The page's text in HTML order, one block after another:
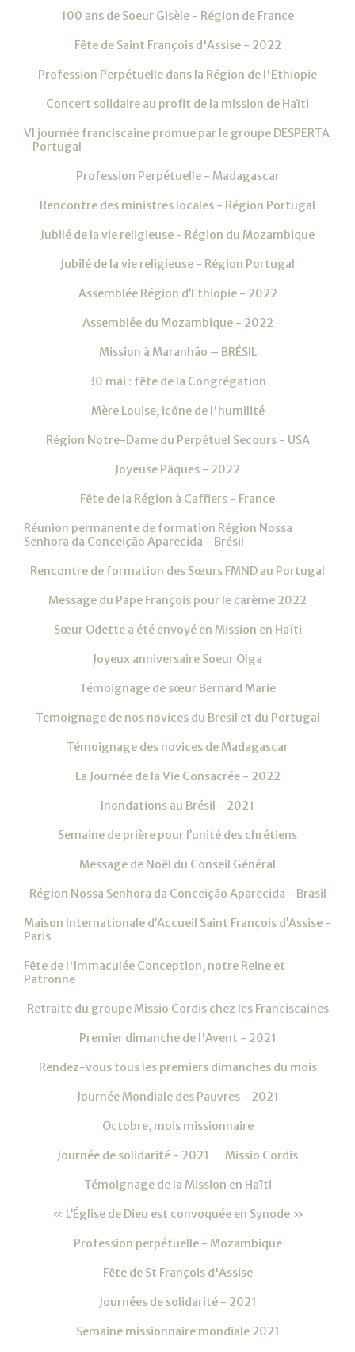
100 ans de Soeur Gisèle - Région de France
Fête de Saint François d'Assise - 2022
Profession Perpétuelle dans la Région de l'Ethiopie
Concert solidaire au profit de la mission de Haïti
VI journée franciscaine promue par le groupe DESPERTA
- Portugal
Profession Perpétuelle - Madagascar
Rencontre des ministres locales - Région Portugal
Jubilé de la vie religieuse - Région du Mozambique
Jubilé de la vie religieuse - Région Portugal
Assemblée Région d’Ethiopie - 2022
Assemblée du Mozambique - 2022
Mission à Maranhão – BRÉSIL
30 mai : fête de la Congrégation
Mère Louise, icône de l'humilité
Région Notre-Dame du Perpétuel Secours - USA
Joyeuse Pâques - 2022
Fête de la Région à Caffiers - France
Réunion permanente de formation Région Nossa
Senhora da Conceição Aparecida - Brésil
Rencontre de formation des Sœurs FMND au Portugal
Message du Pape François pour le carème 2022
Sœur Odette a été envoyé en Mission en Haïti
Joyeux anniversaire Soeur Olga
Témoignage de sœur Bernard Marie
Temoignage de nos novices du Bresil et du Portugal
Témoignage des novices de Madagascar
La Journée de la Vie Consacrée - 2022
Inondations au Brésil - 2021
Semaine de prière pour l’unité des chrétiens
Message de Noël du Conseil Général
Région Nossa Senhora da Conceição Aparecida - Brasil
Maison Internationale d’Accueil Saint François d’Assise -
Paris
Fête de l'Immaculée Conception, notre Reine et
Patronne
Retraite du groupe Missio Cordis chez les Franciscaines
Premier dimanche de l'Avent - 2021
Rendez-vous tous les premiers dimanches du mois
Journée Mondiale des Pauvres - 2021
Octobre, mois missionnaire
Journée de solidarité - 2021 Missio Cordis
Témoignage de la Mission en Haïti
« L’Église de Dieu est convoquée en Synode »
Profession perpétuelle - Mozambique
Fête de St François d'Assise
Journées de solidarité - 2021
Semaine missionnaire mondiale 2021